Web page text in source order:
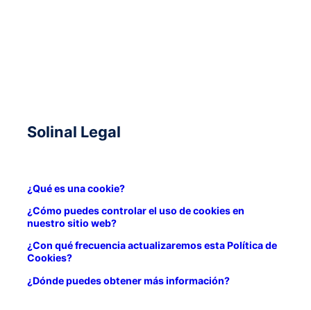
Solinal Legal
¿Qué es una cookie?
¿Cómo puedes controlar el uso de cookies en
nuestro sitio web?
¿Con qué frecuencia actualizaremos esta Política de
Cookies?
¿Dónde puedes obtener más información?